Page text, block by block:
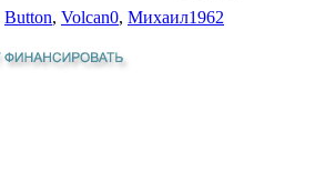
Button, Volcan0, Михаил1962